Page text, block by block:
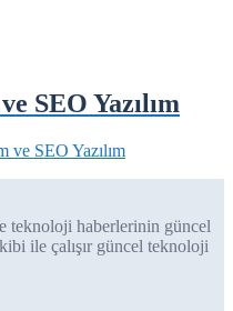
SEO Yazılım
ve SEO Yazılım
teknoloji haberlerinin güncel
ile çalışır güncel teknoloji